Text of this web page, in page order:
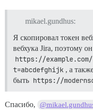
mikael.gundhus:
Я скопировал токен
вебхука Jira, поэтому
https://
t=abcdefghijk , а
быть https://
Спасибо,